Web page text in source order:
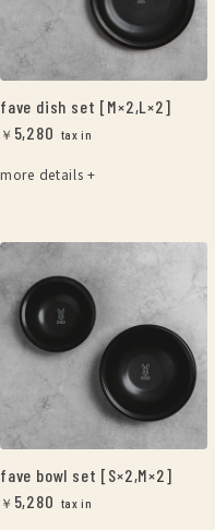
fave dish set [M×2,L×2]
￥ 5,280
more details +
fave bowl set [S×2,M×2]
￥ 5,280